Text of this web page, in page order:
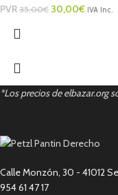
PVR 35,00€ 30,00€ IVA Inc.
*Los precios de elbazar.org
Calle Monzón, 30 - 41012
954 61 47 17